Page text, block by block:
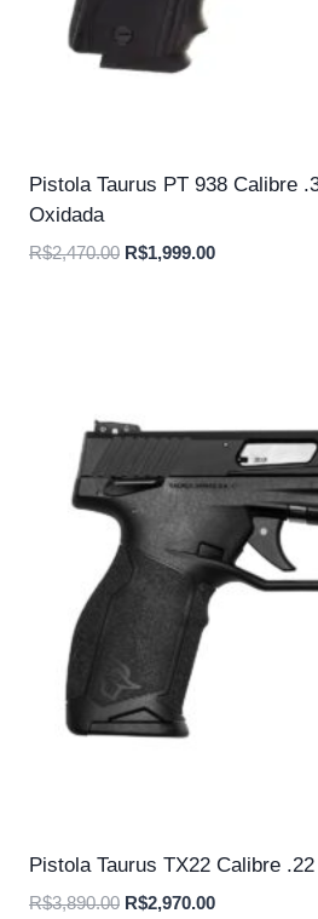
Pistola Taurus PT 938 Calibre
Oxidada
R$2,470.00 O
R$1,999.00O
Pistola Taurus TX22 Calibre .22
R$3,890.00 O
R$2,970.00O